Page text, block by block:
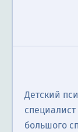
Детский
большого